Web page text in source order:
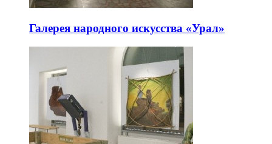
Галерея народного искусства «Урал»